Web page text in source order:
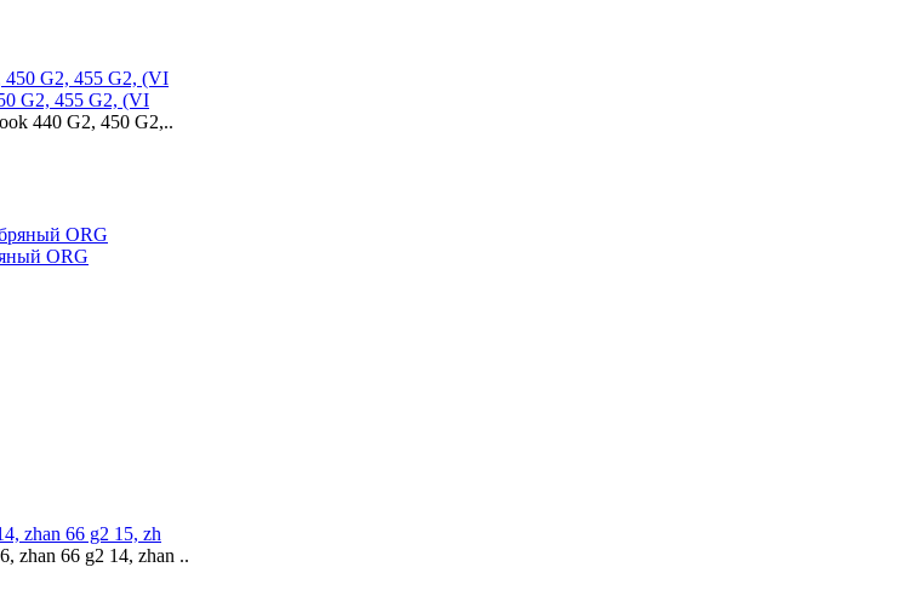
G2, 455 G2, (VI
440 G2, 450 G2,..
ORG
zhan 66 g2 15, zh
zhan 66 g2 14, zhan ..